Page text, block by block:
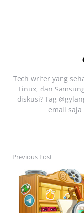
Tech writer yang
Linux, dan
diskusi? Tag
email saja
Post
navigation
Previous Post